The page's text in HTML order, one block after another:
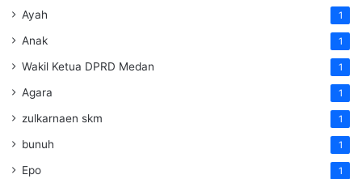
Ayah 1
Anak 1
Wakil Ketua DPRD Medan 1
Agara 1
zulkarnaen skm 1
bunuh 1
Epo 1